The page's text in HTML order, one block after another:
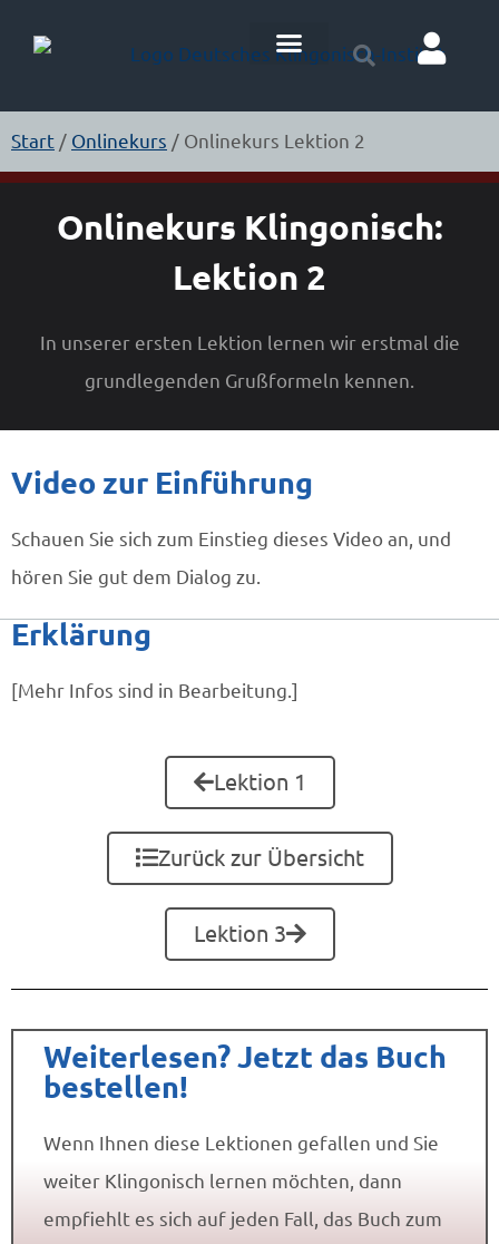
Start / Onlinekurs / Onlinekurs Lektion 2
Onlinekurs Klingonisch:
Lektion 2
In unserer ersten Lektion lernen wir erstmal die
grundlegenden Grußformeln kennen.
Video zur Einführung
Schauen Sie sich zum Einstieg dieses Video an, und
hören Sie gut dem Dialog zu.
Erklärung
[Mehr Infos sind in Bearbeitung.]
Lektion 1
Zurück zur Übersicht
Lektion 3
Weiterlesen? Jetzt das Buch
bestellen!
Wenn Ihnen diese Lektionen gefallen und Sie
weiter Klingonisch lernen möchten, dann
empfiehlt es sich auf jeden Fall, das Buch zum